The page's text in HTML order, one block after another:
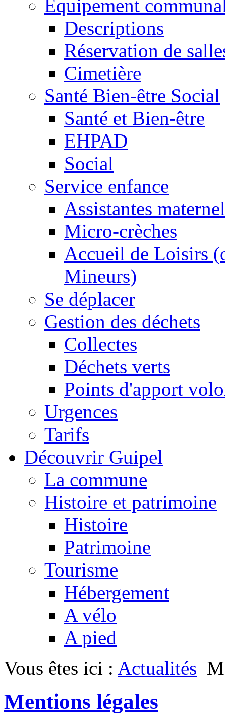
Equipement
Descriptions
Réservation de
Cimetière
Santé Bien-être Social
Santé et Bien-être
EHPAD
Social
Service enfance
Assistantes
Micro-crèches
Accueil de Loisirs
Mineurs)
Se déplacer
Gestion des déchets
Collectes
Déchets verts
Points d'apport
Urgences
Tarifs
Découvrir Guipel
La commune
Histoire et patrimoine
Histoire
Patrimoine
Tourisme
Hébergement
A vélo
A pied
Vous êtes ici : Actualités
Mentions légales